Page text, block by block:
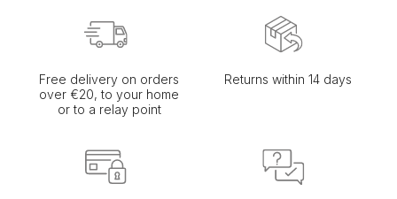
Free delivery on orders
over €20, to your home
or to a relay point
Returns within 14 days